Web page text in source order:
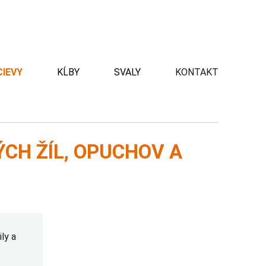
KĹBY SVALY KONTAKT
ŽÍL, OPUCHOV A